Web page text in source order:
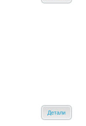
Детали